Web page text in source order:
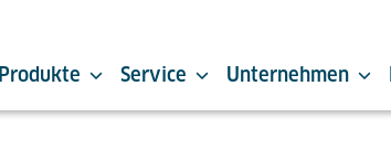
Produkte Service Unternehmen